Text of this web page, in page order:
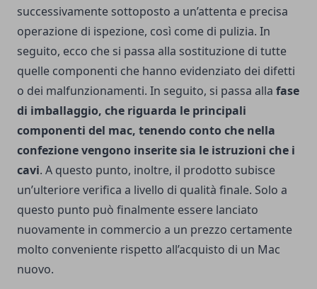
successivamente sottoposto a un’attenta e precisa
operazione di ispezione, così come di pulizia. In
seguito, ecco che si passa alla sostituzione di tutte
quelle componenti che hanno evidenziato dei difetti
o dei malfunzionamenti. In seguito, si passa alla fase
di imballaggio, che riguarda le principali
componenti del mac, tenendo conto che nella
confezione vengono inserite sia le istruzioni che i
cavi. A questo punto, inoltre, il prodotto subisce
un’ulteriore verifica a livello di qualità finale. Solo a
questo punto può finalmente essere lanciato
nuovamente in commercio a un prezzo certamente
molto conveniente rispetto all’acquisto di un Mac
nuovo.